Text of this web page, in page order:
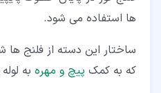
ها استفاده می شود.
ساختار این دسته از فلنج
که به کمک پیچ و مهره به